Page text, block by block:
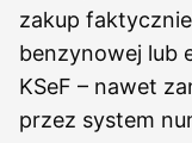
zakup
benzynowej lub
KSeF – nawet
przez system